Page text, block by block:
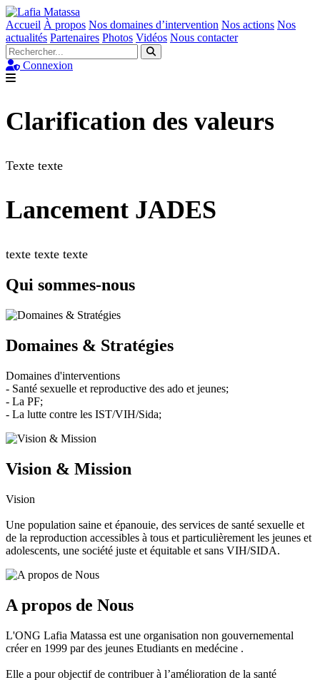
Accueil À propos Nos domaines d’intervention Nos actions Nos
actualités Partenaires Photos Vidéos Nous contacter
Connexion
Clarification des valeurs
Texte texte
Lancement JADES
texte texte texte
Qui sommes-nous
Domaines & Stratégies
Domaines d'interventions
- Santé sexuelle et reproductive des ado et jeunes;
- La PF;
- La lutte contre les IST/VIH/Sida;
Vision & Mission
Vision
Une population saine et épanouie, des services de santé sexuelle et
de la reproduction accessibles à tous et particulièrement les jeunes et
adolescents, une société juste et équitable et sans VIH/SIDA.
A propos de Nous
L'ONG Lafia Matassa est une organisation non gouvernemental
créer en 1999 par des jeunes Etudiants en medécine .
Elle a pour objectif de contribuer à l’amélioration de la santé